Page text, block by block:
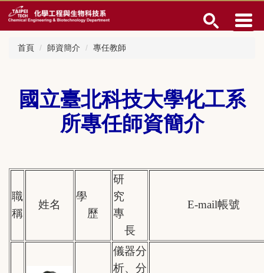
跳
到
主
首頁 師資簡介 專任教師
國立臺北科技大學化工系
所專任師資簡介
職
稱
姓名
學
歷
研
究
專
長
E-mail帳號
儀器分
析、分